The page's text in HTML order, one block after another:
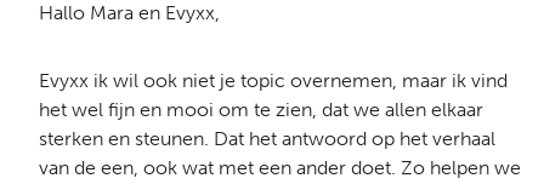
Hallo Mara en Evyxx,
Evyxx ik wil ook niet je topic overnemen, maar ik vind
het wel fijn en mooi om te zien, dat we allen elkaar
sterken en steunen. Dat het antwoord op het verhaal
van de een, ook wat met een ander doet. Zo helpen we